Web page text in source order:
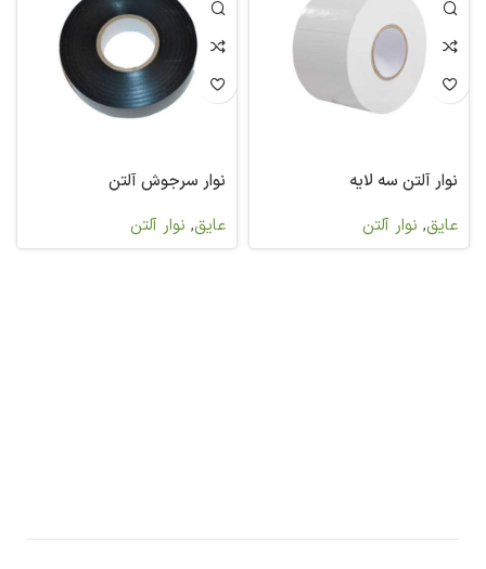
نوار آلتن سه لایه
عایق, نوار آلتن
نوار سرجوش آلتن
عایق, نوار آلتن